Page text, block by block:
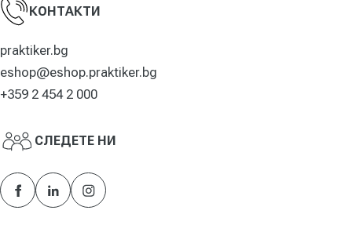
КОНТАКТИ
praktiker.bg
eshop@eshop.praktiker.bg
+359 2 454 2 000
СЛЕДЕТЕ НИ
FacebookLinkedInInstagram